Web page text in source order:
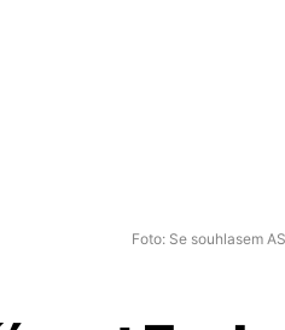
Foto: Se souhlasem